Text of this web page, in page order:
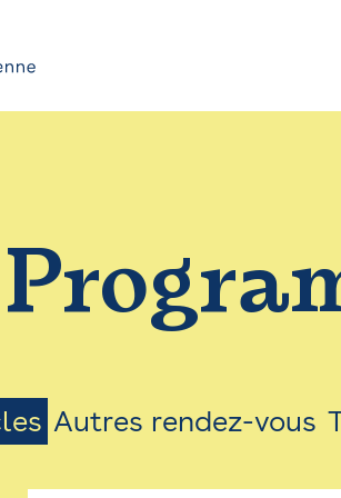
Autres rendez-vous